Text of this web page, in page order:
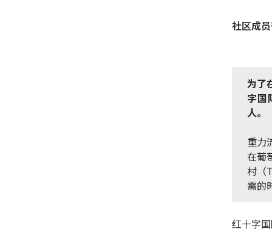
社区成
为了
字国
人。
重力
在葡
村（
需的
红十字